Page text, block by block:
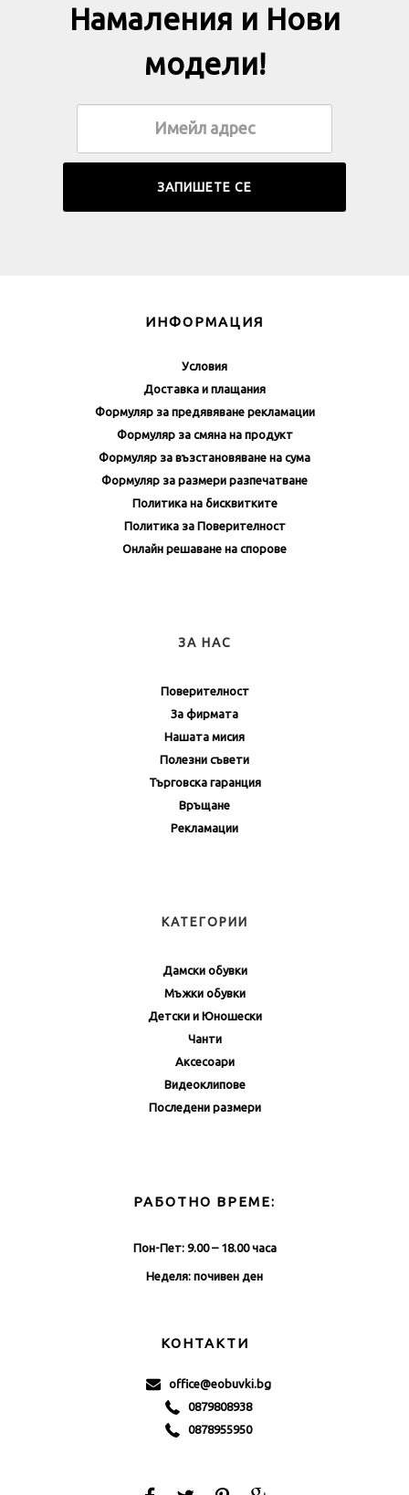
Намаления и Нови
модели!
ИНФОРМАЦИЯ
Условия
Доставка и плащания
Формуляр за предявяване рекламации
Формуляр за смяна на продукт
Формуляр за възстановяване на сума
Формуляр за размери разпечатване
Политика на бисквитките
Политика за Поверителност
Онлайн решаване на спорове
ЗА НАС
Поверителност
За фирмата
Нашата мисия
Полезни съвети
Търговска гаранция
Връщане
Рекламации
КАТЕГОРИИ
Дамски обувки
Мъжки обувки
Детски и Юношески
Чанти
Аксесоари
Видеоклипове
Последени размери
РАБОТНО ВРЕМЕ:
Пон-Пет: 9.00 – 18.00 часа
Неделя: почивен ден
КОНТАКТИ
office@eobuvki.bg
0879808938
0878955950